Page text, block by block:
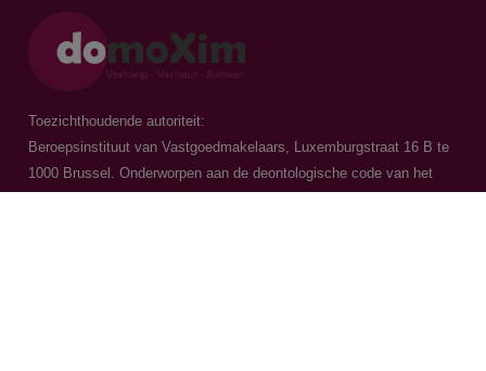
Toezichthoudende autoriteit:
Beroepsinstituut van Vastgoedmakelaars, Luxemburgstraat 16 B te
1000 Brussel. Onderworpen aan de deontologische code van het